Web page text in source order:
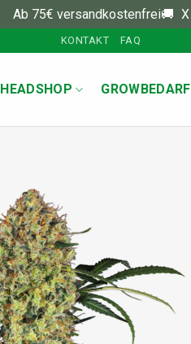
Ab 75€ versandkostenfrei🚚 X
KONTAKT FAQ
HEADSHOP GROWBEDARF